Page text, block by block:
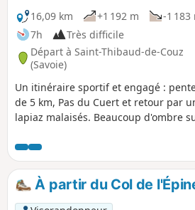
16,09 km +1 192 m
-1 183
7h
Très difficile
Départ à Saint-Thibaud-de-Couz
(Savoie)
Un itinéraire sportif et engagé :
de 5 km, Pas du Cuert et retour par
lapiaz malaisés. Beaucoup d'ombre
la durée et la descente du plateau
À partir du Col de